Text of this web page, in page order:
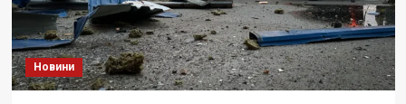
Новини